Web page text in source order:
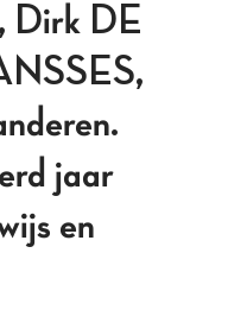
Dirk DE
jaar
en